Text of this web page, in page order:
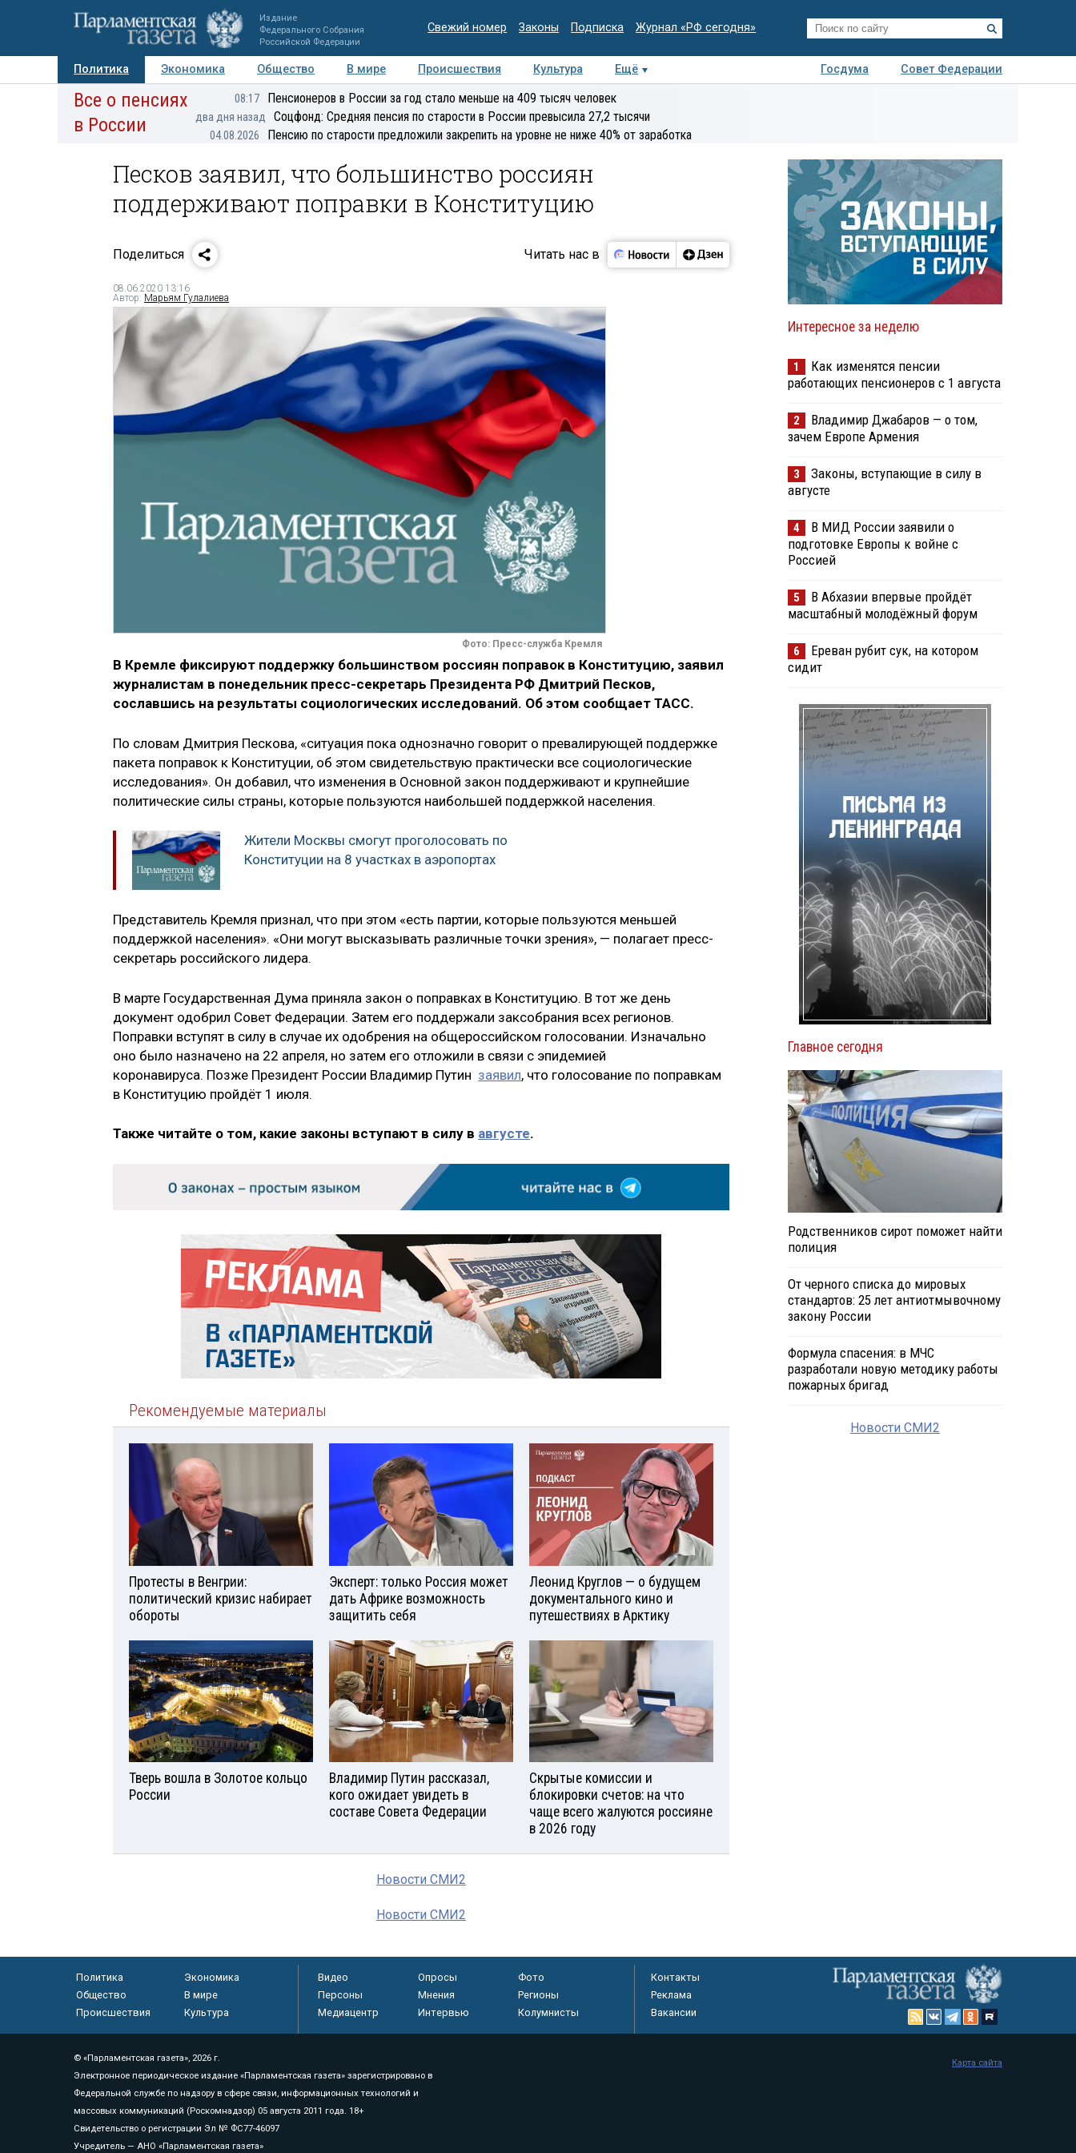
Издание
Федерального Собрания
Российской Федерации
Свежий номер Законы Подписка Журнал «РФ сегодня»
Политика Экономика Общество В мире Происшествия Культура Ещё Госдума
Совет Федерации
Авторы Персоны Мнения Регионы Медиацентр Интервью Колумнисты
Все о пенсиях
в России
08:17 Пенсионеров в России за год стало меньше на 409 тысяч человек
два дня назад Соцфонд: Средняя пенсия по старости в России превысила 27,2 тысячи
04.08.2026 Пенсию по старости предложили закрепить на уровне не ниже 40% от заработка
Песков заявил, что большинство россиян
поддерживают поправки в Конституцию
Поделиться Читать нас в
08.06.2020 13:16
Автор: Марьям Гулалиева
Фото: Пресс-служба Кремля
В Кремле фиксируют поддержку большинством россиян поправок в Конституцию, заявил
журналистам в понедельник пресс-секретарь Президента РФ Дмитрий Песков,
сославшись на результаты социологических исследований. Об этом сообщает ТАСС.
По словам Дмитрия Пескова, «ситуация пока однозначно говорит о превалирующей поддержке
пакета поправок к Конституции, об этом свидетельствую практически все социологические
исследования». Он добавил, что изменения в Основной закон поддерживают и крупнейшие
политические силы страны, которые пользуются наибольшей поддержкой населения.
Жители Москвы смогут проголосовать по
Конституции на 8 участках в аэропортах
Представитель Кремля признал, что при этом «есть партии, которые пользуются меньшей
поддержкой населения». «Они могут высказывать различные точки зрения», — полагает пресс-
секретарь российского лидера.
В марте Государственная Дума приняла закон о поправках в Конституцию. В тот же день
документ одобрил Совет Федерации. Затем его поддержали заксобрания всех регионов.
Поправки вступят в силу в случае их одобрения на общероссийском голосовании. Изначально
оно было назначено на 22 апреля, но затем его отложили в связи с эпидемией
коронавируса. Позже Президент России Владимир Путин заявил, что голосование по поправкам
в Конституцию пройдёт 1 июля.
Также читайте о том, какие законы вступают в силу в августе.
Рекомендуемые материалы
Протесты в Венгрии:
политический кризис набирает
обороты
Эксперт: только Россия может
дать Африке возможность
защитить себя
Леонид Круглов — о будущем
документального кино и
путешествиях в Арктику
Тверь вошла в Золотое кольцо
России
Владимир Путин рассказал,
кого ожидает увидеть в
составе Совета Федерации
Скрытые комиссии и
блокировки счетов: на что
чаще всего жалуются россияне
в 2026 году
Новости СМИ2
Новости СМИ2
Интересное за неделю
1
Как изменятся пенсии
работающих пенсионеров с 1 августа
2
Владимир Джабаров — о том,
зачем Европе Армения
3
Законы, вступающие в силу в
августе
4
В МИД России заявили о
подготовке Европы к войне с
Россией
5
В Абхазии впервые пройдёт
масштабный молодёжный форум
6
Ереван рубит сук, на котором
сидит
Главное сегодня
Родственников сирот поможет найти
полиция
От черного списка до мировых
стандартов: 25 лет антиотмывочному
закону России
Формула спасения: в МЧС
разработали новую методику работы
пожарных бригад
Новости СМИ2
Политика
Экономика
Общество
В мире
Происшествия
Культура
Видео Опросы
Фото
Персоны
Мнения
Регионы
Медиацентр
Интервью Колумнисты
Контакты
Реклама
Вакансии
© «Парламентская газета», 2026 г.
Электронное периодическое издание «Парламентская газета» зарегистрировано в
Федеральной службе по надзору в сфере связи, информационных технологий и
массовых коммуникаций (Роскомнадзор) 05 августа 2011 года. 18+
Свидетельство о регистрации Эл № ФС77-46097
Учредитель — АНО «Парламентская газета»
Карта сайта